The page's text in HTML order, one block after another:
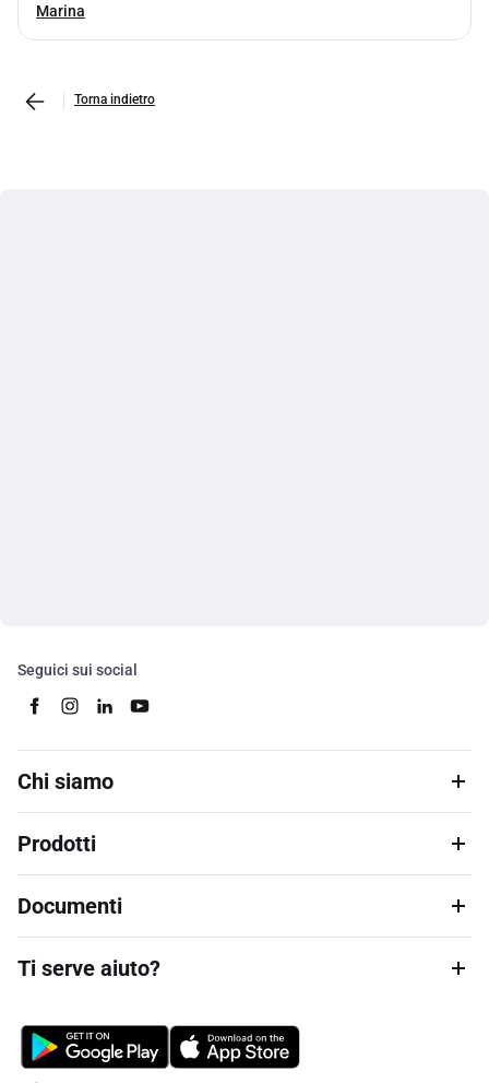
Marina
Torna indietro
Seguici sui social
Chi siamo
Prodotti
Documenti
Ti serve aiuto?